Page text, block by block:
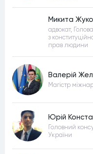
Микита
адвокат,
з
прав людини
Валерій
Магістр
Юрій
Головний
України